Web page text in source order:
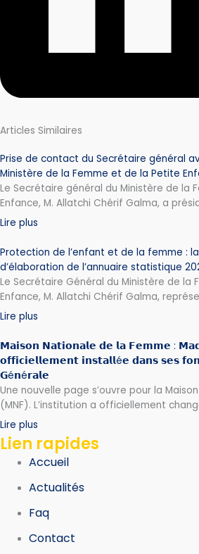
Articles Similaires
Prise de contact du Secrétaire général
Ministère de la Femme et de la Petite
Le Secrétaire général du Ministère de la
Enfance, M. Allatchi Chérif Galma, a
Lire plus
Protection de l’enfant et de la femme :
d’élaboration de l’annuaire statistique
Le Secrétaire Général du Ministère de la
Enfance, M. Allatchi Chérif Galma,
Lire plus
𝗠𝗮𝗶𝘀𝗼𝗻 𝗡𝗮𝘁𝗶𝗼𝗻𝗮𝗹𝗲 𝗱𝗲 𝗹𝗮 𝗙𝗲𝗺𝗺𝗲 :
𝗼𝗳𝗳𝗶𝗰𝗶𝗲𝗹𝗹𝗲𝗺𝗲𝗻𝘁 𝗶𝗻𝘀𝘁𝗮𝗹𝗹é𝗲 𝗱𝗮𝗻𝘀 𝘀𝗲𝘀
𝗚é𝗻é𝗿𝗮𝗹𝗲
Une nouvelle page s’ouvre pour la
(MNF). L’institution a officiellement
Lire plus
Lien rapides
Accueil
Actualités
Faq
Contact